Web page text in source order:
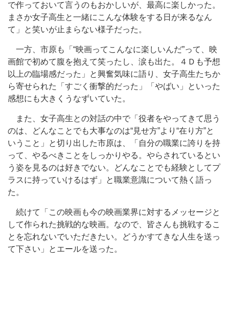
で作っておいて言うのもおかしいが、最高に楽しかった。
まさか女子高生と一緒にこんな体験をする日が来るなん
て」と笑いが止まらない様子だった。
一方、市原も「“映画ってこんなに楽しいんだ”って、映
画館で初めて腹を抱えて笑ったし、涙も出た。４Ｄも予想
以上の臨場感だった」と興奮気味に語り、女子高生たちか
ら寄せられた「すごく衝撃的だった」「やばい」といった
感想にも大きくうなずいていた。
また、女子高生との対話の中で「役者をやってきて思う
のは、どんなことでも大事なのは“見せ方”より“在り方”と
いうこと」と切り出した市原は、「自分の職業に誇りを持
って、やるべきことをしっかりやる。やらされているとい
う姿を見るのは好きでない。どんなことでも経験としてプ
ラスに持っていけるはず」と職業意識について熱く語っ
た。
続けて「この映画も今の映画業界に対するメッセージと
して作られた挑戦的な映画。なので、皆さんも挑戦するこ
とを忘れないでいただきたい。どうかすてきな人生を送っ
て下さい」とエールを送った。